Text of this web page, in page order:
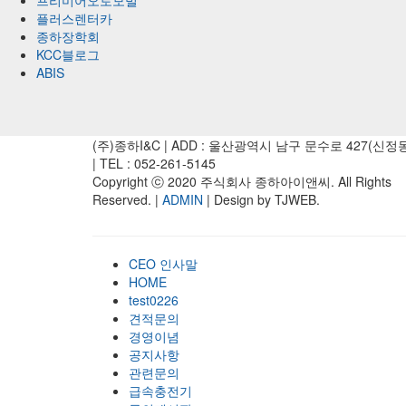
플러스렌터카
종하장학회
KCC블로그
ABIS
(주)종하I&C | ADD : 울산광역시 남구 문수로 427(신정
| TEL : 052-261-5145
Copyright ⓒ 2020 주식회사 종하아이앤씨. All Rights
Reserved. | ADMIN | Design by TJWEB.
CEO 인사말
HOME
test0226
견적문의
경영이념
공지사항
관련문의
급속충전기